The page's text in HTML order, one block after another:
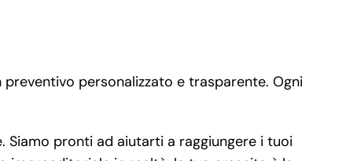
personalizzato e trasparente. Ogni
pronti ad aiutarti a raggiungere i tuoi